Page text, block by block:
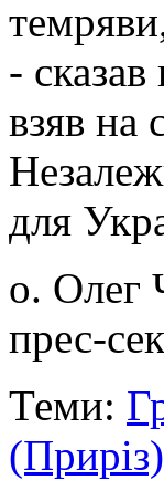
-
взяв на
для
о. Олег
прес-
Теми:
(Приріз)